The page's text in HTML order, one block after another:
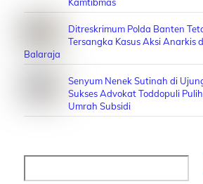
Ditreskrimum Polda Banten
Tersangka Kasus Aksi Anarkis
Balaraja
Senyum Nenek Sutinah di
Sukses Advokat Toddopuli
Umrah Subsidi